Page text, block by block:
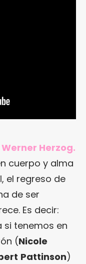
Werner Herzog.
cuerpo y alma
el regreso de
de ser
Es decir:
tenemos en
(Nicole
Pattinson)